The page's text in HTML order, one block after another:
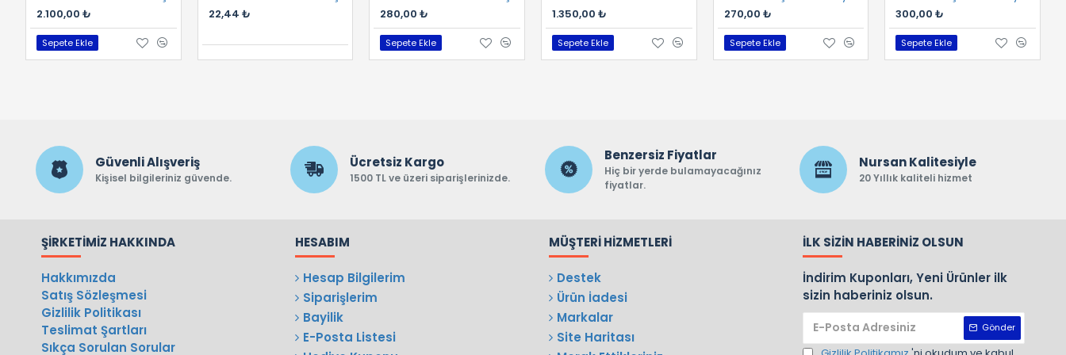
2.100,00 ₺
Sepete Ekle
22,44 ₺ 280,00 ₺
Sepete Ekle
400,00 ₺
Sepete Ekle
580,00 ₺
Sepete Ekle
1.350,00 ₺
Sepete Ekle
270,00 ₺
Sepete Ekle
300,00 ₺
Sepete Ekle
Güvenli Alışveriş
Kişisel bilgileriniz güvende.
Ücretsiz Kargo
1500 TL ve üzeri siparişlerinizde.
Benzersiz Fiyatlar
Hiç bir yerde bulamayacağınız
fiyatlar.
Nursan Kalitesiyle
20 Yıllık kaliteli hizmet
ŞIRKETIMIZ HAKKINDA
Hakkımızda
Satış Sözleşmesi
Gizlilik Politikası
Teslimat Şartları
Sıkça Sorulan Sorular
HESABIM
Hesap Bilgilerim
Siparişlerim
Bayilik
E-Posta Listesi
MÜŞTERI HIZMETLERI
Destek
Ürün İadesi
Markalar
Site Haritası
İLK SIZIN HABERINIZ OLSUN
İndirim Kuponları, Yeni Ürünler ilk
sizin haberiniz olsun.
Gönder